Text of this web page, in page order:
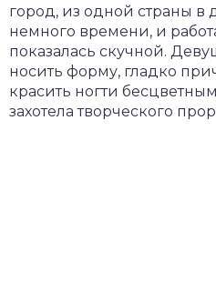
город, из одной страны в
немного времени, и
показалась скучной.
носить форму, гладко
красить ногти
захотела творческого